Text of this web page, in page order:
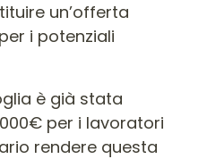
un’offerta
i potenziali
è già stata
per i lavoratori
rendere questa